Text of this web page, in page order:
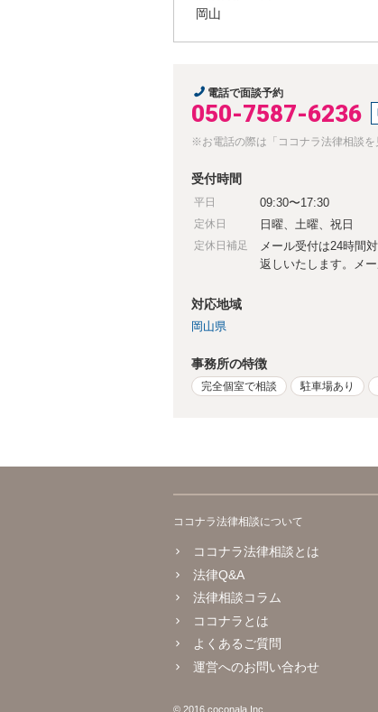
岡山
電話で面談予約
050-7587-6236
※お電話の際は「ココナラ法律相談を
受付時間
平日 09:30〜17:30
定休日 日曜、土曜、祝日
定休日補足
メール受付は24時間
返しいたします。メ
対応地域
岡山県
事務所の特徴
完全個室で相談 駐車場あり
ココナラ法律相談について
ココナラ法律相談とは
法律Q&A
法律相談コラム
ココナラとは
よくあるご質問
運営へのお問い合わせ
© 2016 coconala Inc.